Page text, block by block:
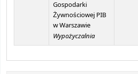
Gospodarki
Żywnościowej PIB
w Warszawie
Wypożyczalnia